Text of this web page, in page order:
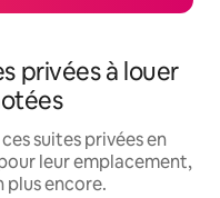
privées à louer
suites privées en
leur emplacement,
encore.